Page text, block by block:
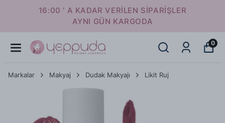
16:00 ' A KADAR VERİLEN SİPARİŞLER
AYNI GÜN KARGODA
0
Markalar Makyaj Dudak Makyajı Likit Ruj